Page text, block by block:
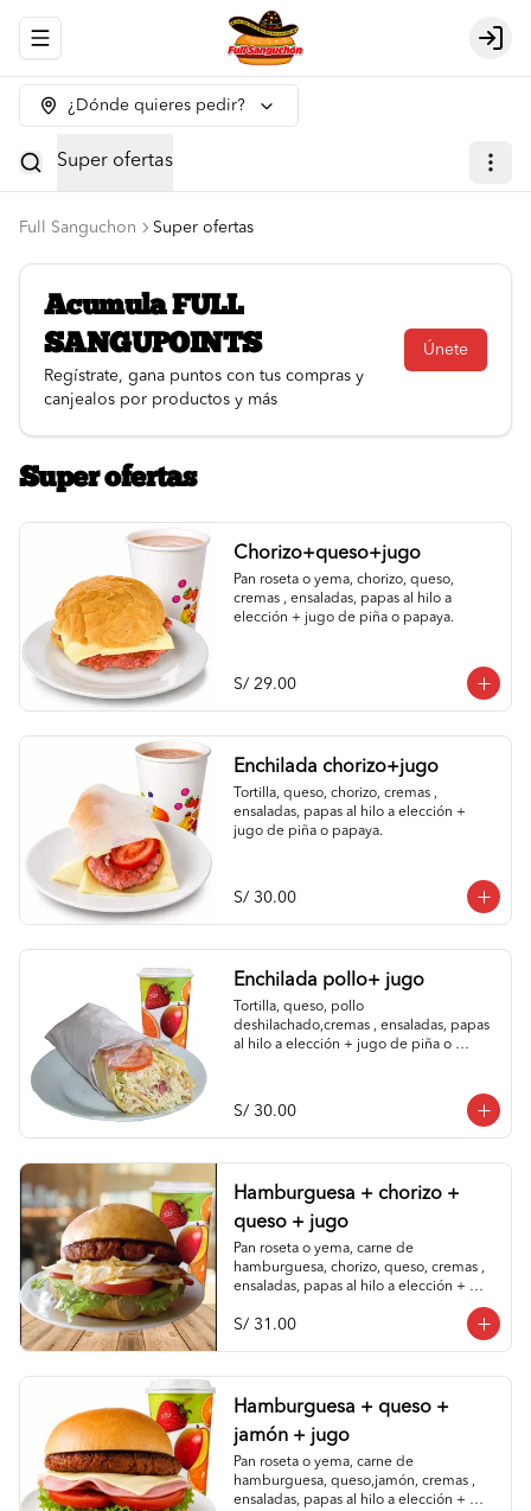
Abrir menu de navegación
¿Dónde quieres pedir?
Super ofertas
Full Sanguchon Super ofertas
AcumulaFULL
SANGUPOINTS
Regístrate, gana puntos con tus compras y
canjealos por productos y más
Únete
Super ofertas
Chorizo+queso+jugo
Pan roseta o yema, chorizo, queso,
cremas , ensaladas, papas al hilo a
elección + jugo de piña o papaya.
S/ 29.00
Enchilada chorizo+jugo
Tortilla, queso, chorizo, cremas ,
ensaladas, papas al hilo a elección +
jugo de piña o papaya.
S/ 30.00
Enchilada pollo+ jugo
Tortilla, queso, pollo
deshilachado,cremas , ensaladas, papas
al hilo a elección + jugo de piña o
S/ 30.00
Hamburguesa + chorizo +
queso + jugo
Pan roseta o yema, carne de
hamburguesa, chorizo, queso, cremas ,
ensaladas, papas al hilo a elección +
S/ 31.00
Hamburguesa + queso +
jamón + jugo
Pan roseta o yema, carne de
hamburguesa, queso,jamón, cremas ,
ensaladas, papas al hilo a elección +